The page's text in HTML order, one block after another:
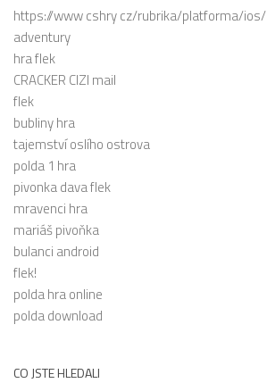
https://www cshry cz/rubrika/platforma/ios/
adventury
hra flek
CRACKER CIZI mail
flek
bubliny hra
tajemství oslího ostrova
polda 1 hra
pivonka dava flek
mravenci hra
mariáš pivoňka
bulanci android
flek!
polda hra online
polda download
CO JSTE HLEDALI